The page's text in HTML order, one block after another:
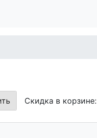
Скидка в корзине: